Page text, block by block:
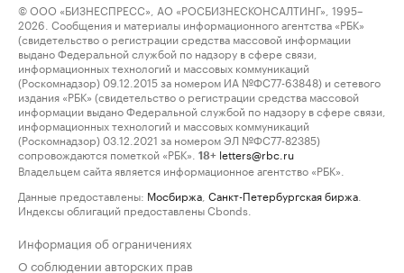
© ООО «БИЗНЕСПРЕСС», АО «РОСБИЗНЕСКОНСАЛТИНГ», 1995–
2026. Сообщения и материалы информационного агентства «РБК»
(свидетельство о регистрации средства массовой информации
выдано Федеральной службой по надзору в сфере связи,
информационных технологий и массовых коммуникаций
(Роскомнадзор) 09.12.2015 за номером ИА №ФС77-63848) и сетевого
издания «РБК» (свидетельство о регистрации средства массовой
информации выдано Федеральной службой по надзору в сфере связи,
информационных технологий и массовых коммуникаций
(Роскомнадзор) 03.12.2021 за номером ЭЛ №ФС77-82385)
сопровождаются пометкой «РБК».
18+ letters@rbc.ru
Владельцем сайта является информационное агентство «РБК».
Данные предоставлены: Мосбиржа Санкт-Петербургская биржа
Индексы облигаций предоставлены Cbonds.
Информация об ограничениях
О соблюдении авторских прав